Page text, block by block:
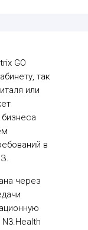
GO
так
или
в
через